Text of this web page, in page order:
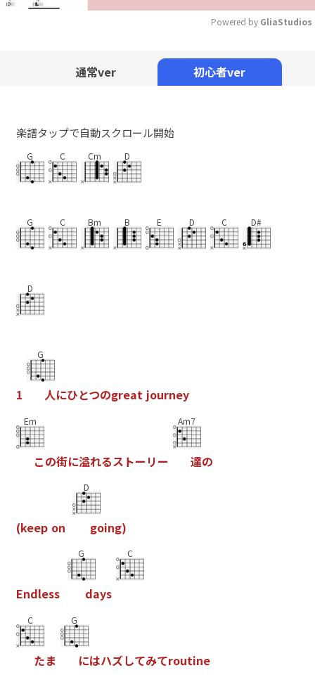
Powered by GliaStudios
通常ver 初心者ver
楽譜タップで自動スクロール開始
G C Cm D
G C Bm B E D C D#
D
1
G
人にひとつのgreat journey
Em
この街に溢れるス トー リー
Am7
達の
(keep on
D
going)
Endless
G
days
C
C
たま
G
にはハズしてみてroutine